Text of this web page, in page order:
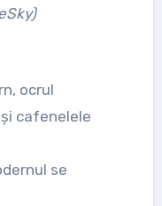
ocrul
cafenelele
se